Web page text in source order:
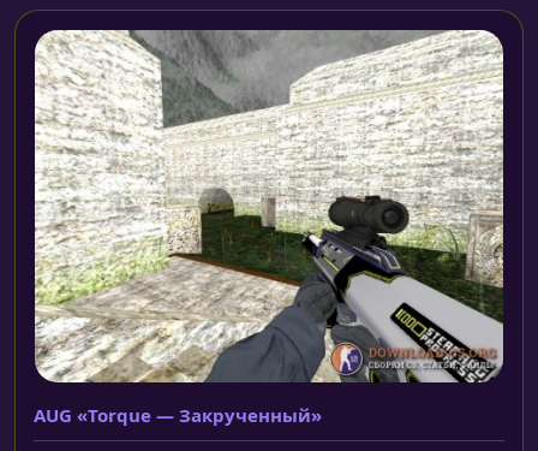
AUG «Torque — Закрученный»